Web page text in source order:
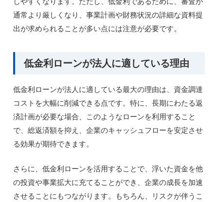
通常より厳しくなり、事業計画や財務状況の詳細な資料提
出が求められることが多い点には注意が必要です。
低金利ローンが法人に適している理由
低金利ローンが法人に適している最大の理由は、資金調達
コストを大幅に削減できる点です。特に、長期にわたる返
済計画が必要な場合、このようなローンを利用すること
で、総返済額を抑え、企業のキャッシュフローを安定させ
る効果が期待できます。
さらに、低金利ローンを活用することで、浮いた資金を他
の投資や事業拡大に充てることができ、企業の成長を加速
させることにもつながります。もちろん、リスクが伴うこ